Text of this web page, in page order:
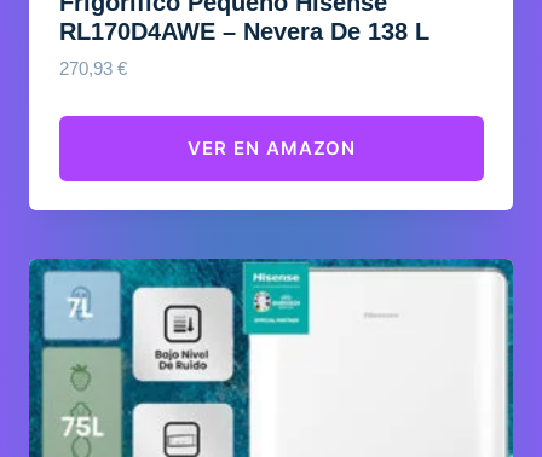
RL170D4AWE – Nevera De 138 L
270,93 €
VER EN AMAZON